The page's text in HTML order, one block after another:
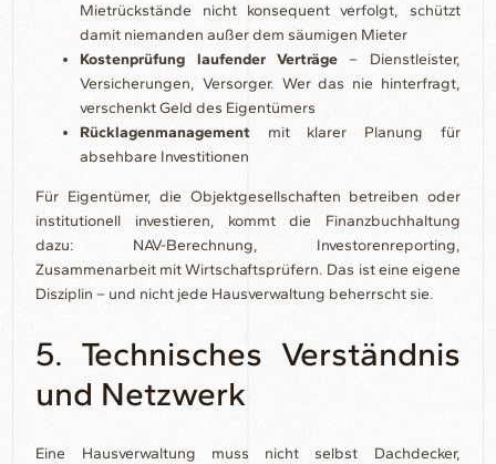
Mietrückstände nicht konsequent verfolgt, schützt
damit niemanden außer dem säumigen Mieter
Kostenprüfung laufender Verträge – Dienstleister,
Versicherungen, Versorger. Wer das nie hinterfragt,
verschenkt Geld des Eigentümers
Rücklagenmanagement mit klarer Planung für
absehbare Investitionen
Für Eigentümer, die Objektgesellschaften betreiben oder
institutionell investieren, kommt die Finanzbuchhaltung
dazu: NAV-Berechnung, Investorenreporting,
Zusammenarbeit mit Wirtschaftsprüfern. Das ist eine eigene
Disziplin – und nicht jede Hausverwaltung beherrscht sie.
5. Technisches Verständnis
und Netzwerk
Eine Hausverwaltung muss nicht selbst Dachdecker,